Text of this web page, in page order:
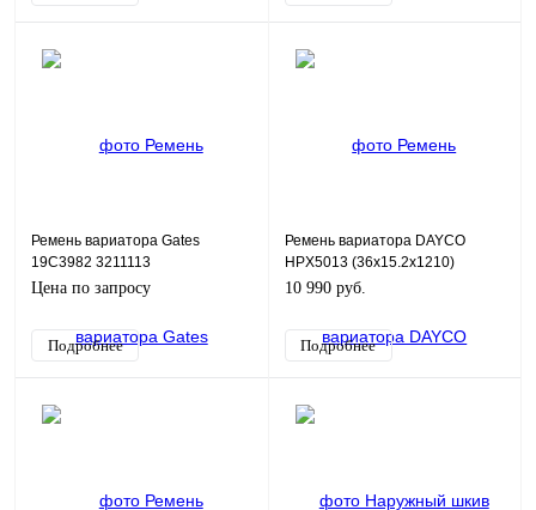
Ремень вариатора Gates
19C3982 3211113
Цена по запросу
Подробнее
Ремень вариатора DAYCO
HPX5013 (36x15.2x1210)
10 990 руб.
Подробнее